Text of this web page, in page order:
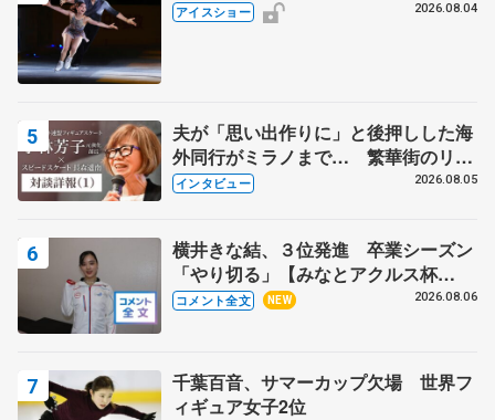
アイスショー 2026.08.04
夫が「思い出作りに」と後押しした海
外同行がミラノまで… 繁華街のリン
クでは不良のお兄さんも味方に 小林
インタビュー 2026.08.05
横井きな結、３位発進 卒業シーズン
「やり切る」【みなとアクルス杯
SP】
コメント全文 NEW 2026.08.06
千葉百音、サマーカップ欠場 世界フ
ィギュア女子2位